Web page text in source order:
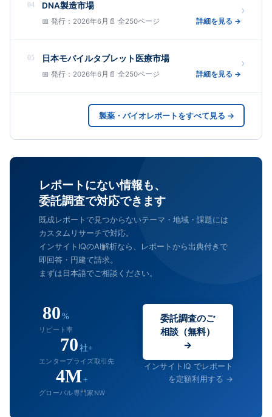
04 DNA製造市場
📅 発行：2026年6月 📄 全250ページ 詳細を見る →
›
05 日本モバイルタブレット医療市場
📅 発行：2026年6月 📄 全250ページ 詳細を見る →
›
製薬・バイオレポートをすべて見る →
レポートにない情報も、
委託調査で対応できます
既成レポートで見つからないテーマ・地域・課題には
カスタムリサーチで対応。
インサイトIQのAI解析なら、レポートから出典付きで
即回答・円建て請求。
まずは日本語でご相談ください。
80 %
リピート率
70 社+
エンタープライズ取引先
4M+
グローバル専門家NW
委託調査のご
相談（無料）
→
インサイトIQ でレポート
を定額利用する →